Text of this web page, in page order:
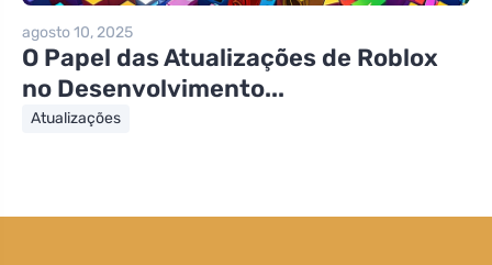
agosto 10, 2025
O Papel das Atualizações de Roblox
no Desenvolvimento...
Atualizações